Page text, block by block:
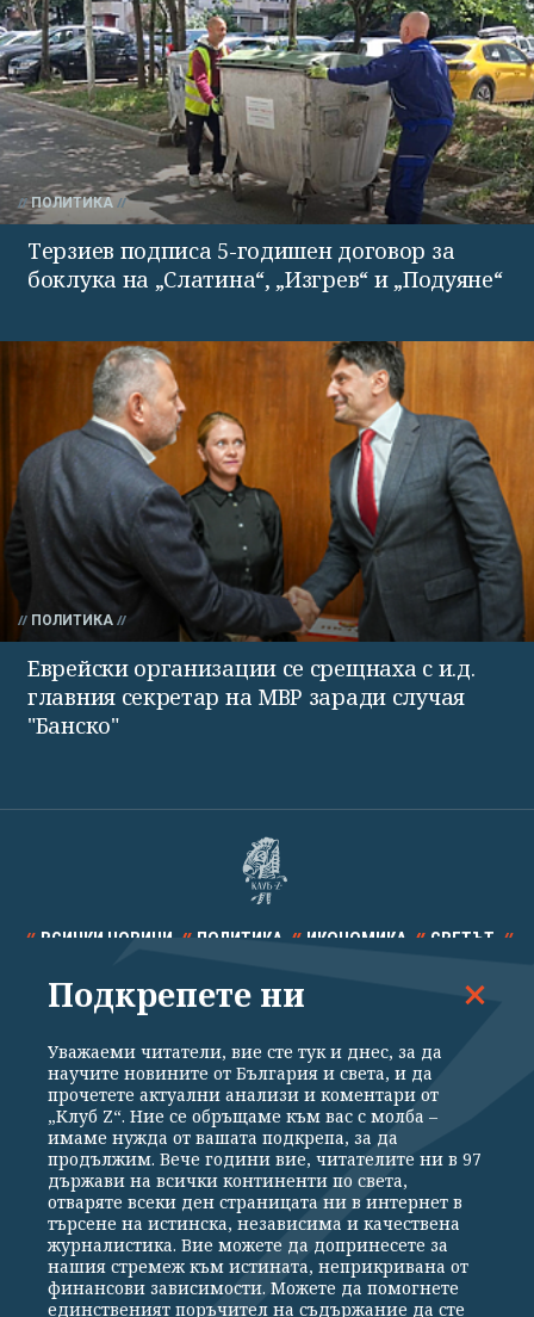
ПОЛИТИКА
Терзиев подписа 5-годишен договор за
боклука на „Слатина“, „Изгрев“ и „Подуяне“
ПОЛИТИКА
Еврейски организации се срещнаха с и.д.
главния секретар на МВР заради случая
"Банско"
ВСИЧКИ НОВИНИ ПОЛИТИКА ИКОНОМИКА СВЕТЪТ
СПОРТ КУЛТУРА ТЕХНОЛОГИИ КАЛЕЙДОСКОП
Общи условия
Политика за поверителност
Реклама
Партньори Контакти
За Клуб Z
Екип
Подкрепете ни
Подкрепете ни
Уважаеми читатели, вие сте тук и днес, за да
научите новините от България и света, и да
прочетете актуални анализи и коментари от
„Клуб Z“. Ние се обръщаме към вас с молба –
имаме нужда от вашата подкрепа, за да
продължим. Вече години вие, читателите ни в 97
държави на всички континенти по света,
отваряте всеки ден страницата ни в интернет в
търсене на истинска, независима и качествена
журналистика. Вие можете да допринесете за
нашия стремеж към истината, неприкривана от
финансови зависимости. Можете да помогнете
единственият поръчител на съдържание да сте